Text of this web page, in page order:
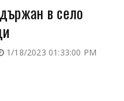
в село
1/18/2023 01:33:00 PM